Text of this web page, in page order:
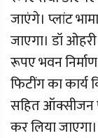
जाएंगे। प्लांट
जाएगा। डॉ
रूपए भवन
फिटींग का कार्य
सहित ऑक्सीजन
कर लिया